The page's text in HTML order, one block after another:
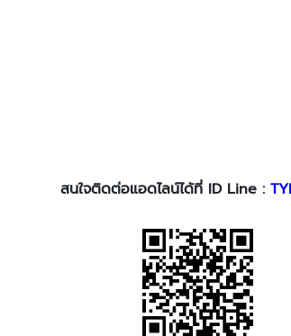
สนใจติดต่อแอดไลน์ได้ที่ ID Line :